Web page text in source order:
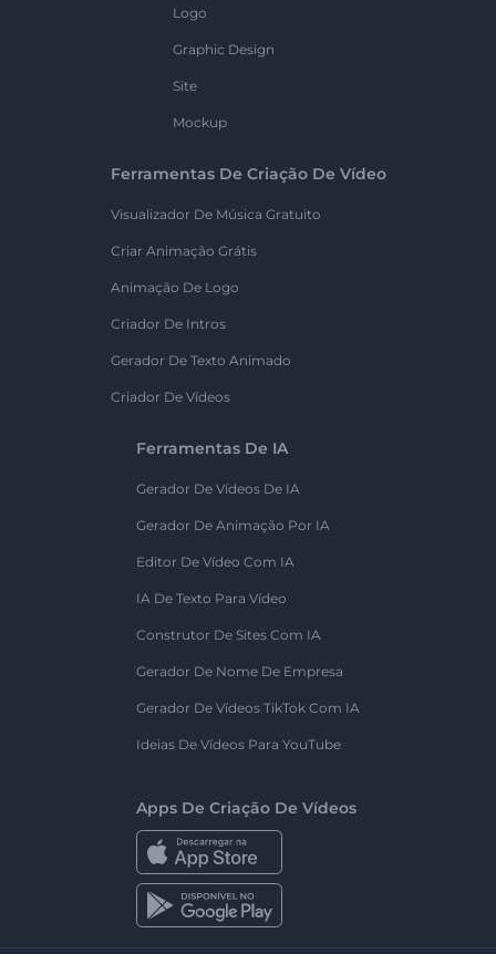
Logo
Graphic Design
Site
Mockup
Ferramentas De Criação De Vídeo
Visualizador De Música Gratuito
Criar Animação Grátis
Animação De Logo
Criador De Intros
Gerador De Texto Animado
Criador De Vídeos
Ferramentas De IA
Gerador De Vídeos De IA
Gerador De Animação Por IA
Editor De Vídeo Com IA
IA De Texto Para Vídeo
Construtor De Sites Com IA
Gerador De Nome De Empresa
Gerador De Vídeos TikTok Com IA
Ideias De Vídeos Para YouTube
Apps De Criação De Vídeos